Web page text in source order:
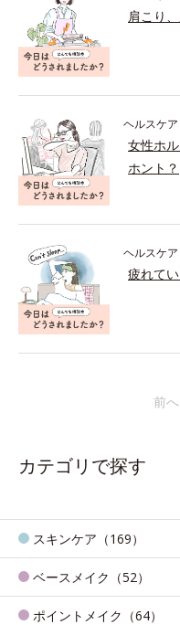
肩こり
ヘルスケア
女性ホ
ホント？
ヘルスケア
疲れて
前へ
カテゴリで探す
スキンケア（169）
ベースメイク（52）
ポイントメイク（64）